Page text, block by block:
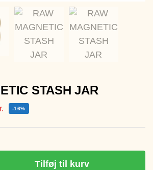
STASH JAR
-16%
Tilføj til kurv